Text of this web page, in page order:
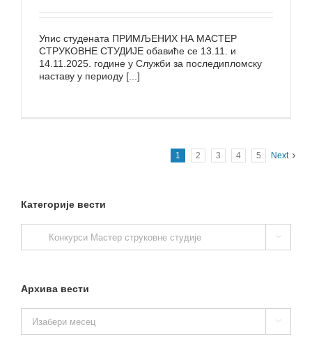
Упис студената ПРИМЉЕНИХ НА МАСТЕР
СТРУКОВНЕ СТУДИЈЕ обавиће се 13.11. и
14.11.2025. године у Служби за последипломску
наставу у периоду [...]
1 2 3 4 5 Next
Категорије вести

Архива вести
вести
